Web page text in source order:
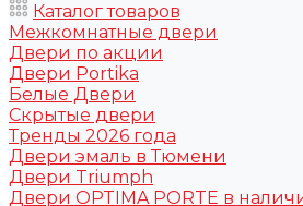
Каталог товаров
Межкомнатные двери
Двери по акции
Двери Portika
Белые Двери
Скрытые двери
Тренды 2026 года
Двери эмаль в Тюмени
Двери Triumph
Двери OPTIMA PORTE в